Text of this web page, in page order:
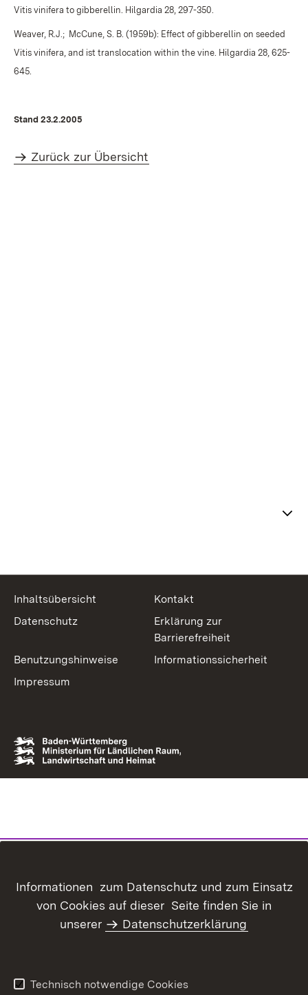
Vitis vinifera to gibberellin. Hilgardia 28, 297-350.
Weaver, R.J.; McCune, S. B. (1959b): Effect of gibberellin on seeded
Vitis vinifera, and ist translocation within the vine. Hilgardia 28, 625-
645.
Stand 23.2.2005
Zurück zur Übersicht
Inhaltsübersicht
Kontakt
Datenschutz
Erklärung zur
Barrierefreiheit
Benutzungshinweise
Informationssicherheit
Impressum
Informationen zum Datenschutz und zum Einsatz
von Cookies auf dieser Seite finden Sie in
unserer
Datenschutzerklärung
Technisch notwendige Cookies